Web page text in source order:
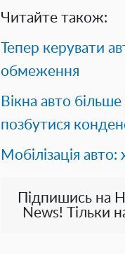
Читайте також:
Тепер керувати
обмеження
Вікна авто
позбутися
Мобілізація
Підпишись на
News! Тільки